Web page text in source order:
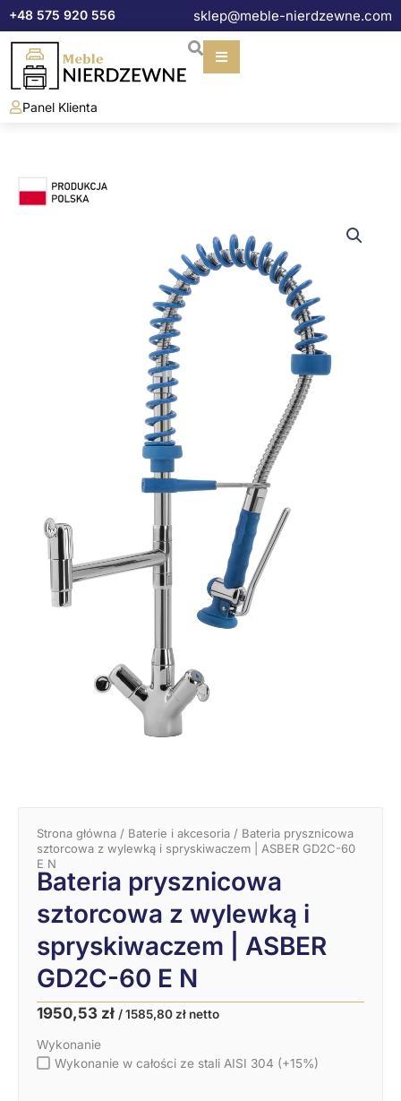
do+48 575 920 556 sklep@meble-nierdzewne.com
Panel Klienta
Strona główna / Baterie i akcesoria / Bateria prysznicowa
sztorcowa z wylewką i spryskiwaczem | ASBER GD2C-60
E N
Bateria prysznicowa
sztorcowa z wylewką i
spryskiwaczem | ASBER
GD2C-60 E N
Pierwotna
wynosiła:
2167,26 zł.
1950,53 złAktualna
1950,53 zł.
/1585,80 zł netto
Wykonanie
Wykonanie w całości ze stali AISI 304 (+15%)
Bateria
prysznicowa